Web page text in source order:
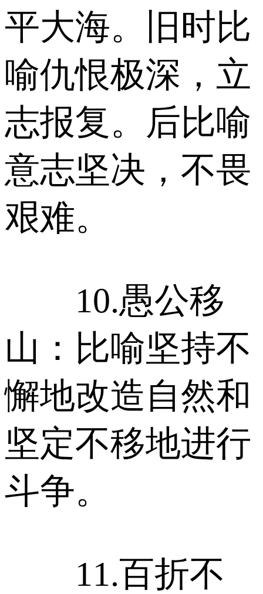
平大海。旧时比
喻仇恨极深，立
志报复。后比喻
意志坚决，不畏
艰难。
10.愚公移
山：比喻坚持不
懈地改造自然和
坚定不移地进行
斗争。
11.百折不